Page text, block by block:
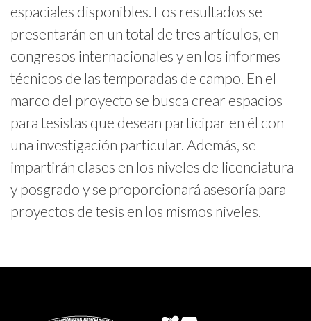
espaciales disponibles. Los resultados se
presentarán en un total de tres artículos, en
congresos internacionales y en los informes
técnicos de las temporadas de campo. En el
marco del proyecto se busca crear espacios
para tesistas que desean participar en él con
una investigación particular. Además, se
impartirán clases en los niveles de licenciatura
y posgrado y se proporcionará asesoría para
proyectos de tesis en los mismos niveles.